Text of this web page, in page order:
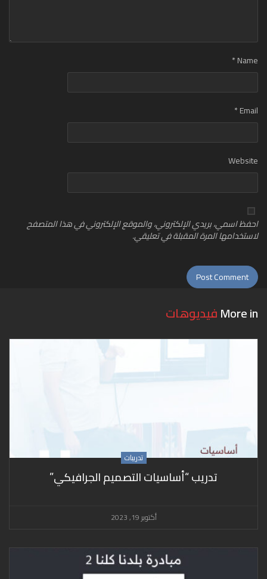
Name
*
Email
*
Website
احفظ اسمي، بريدي الإلكتروني، والموقع الإلكتروني في هذا المتصفح
لاستخدامها المرة المقبلة في تعليقي.
More inفيديوهات
تدريبات
تدريب “أساسيات التصميم الجرافيكي”
أكتوبر 19, 2023